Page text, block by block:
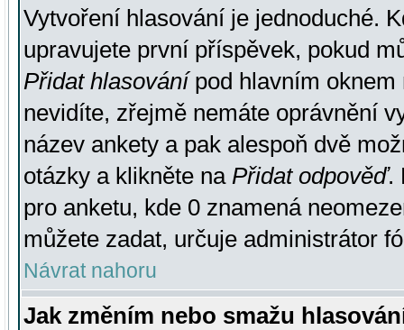
Vytvoření hlasování je jednoduché.
upravujete první příspěvek, pokud
Přidat hlasovánípod hlavním oknem
nevidíte, zřejmě nemáte oprávnění
název ankety a pak alespoň dvě
otázky a klikněte na Přidat odpověď.
pro anketu, kde 0 znamená
můžete zadat, určuje administrátor
Návrat nahoru
Jak změním nebo smažu